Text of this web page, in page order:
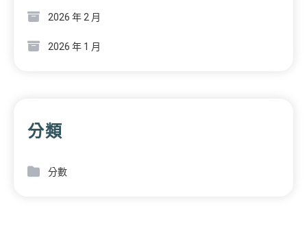
2026 年 2 月
2026 年 1 月
分類
分數